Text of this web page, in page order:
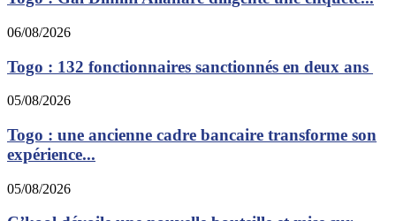
06/08/2026
Togo : 132 fonctionnaires sanctionnés en deux ans
05/08/2026
Togo : une ancienne cadre bancaire transforme son
expérience...
05/08/2026